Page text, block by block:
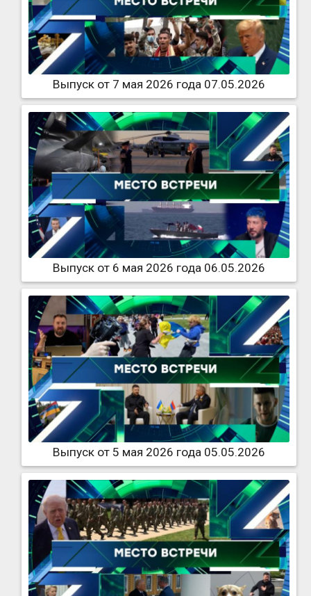
Выпуск от 7 мая 2026 года 07.05.2026
Выпуск от 6 мая 2026 года 06.05.2026
Выпуск от 5 мая 2026 года 05.05.2026